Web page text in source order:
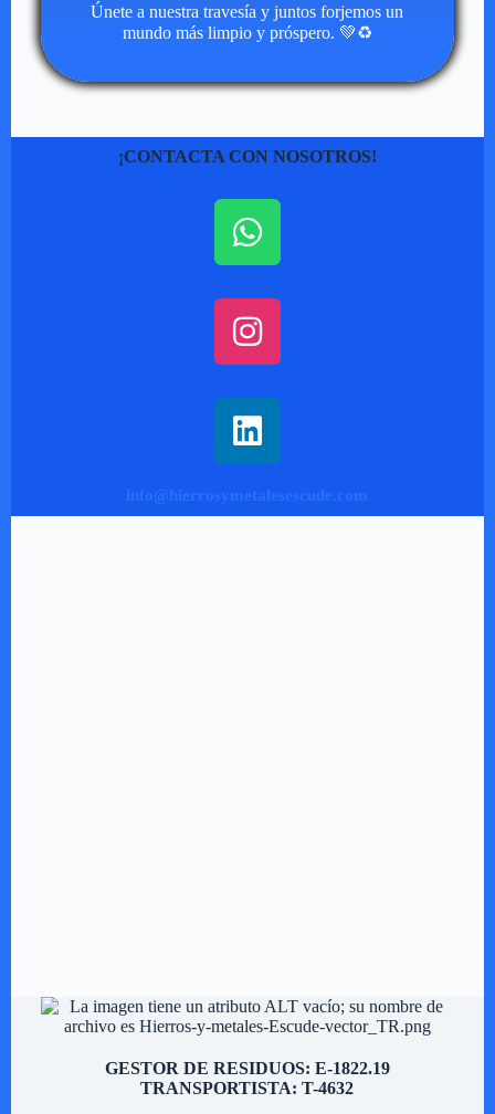
Únete a nuestra travesía y juntos forjemos un
mundo más limpio y próspero. 💚♻️
¡CONTACTA CON NOSOTROS!
info@hierrosymetalesescude.com
GESTOR DE RESIDUOS: E-1822.19
TRANSPORTISTA: T-4632